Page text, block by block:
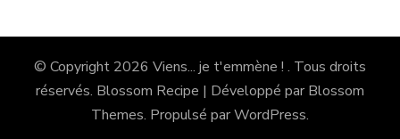
© Copyright 2026 Viens... je t'emmène ! . Tous droits
réservés. Blossom Recipe | Développé par Blossom
Themes. Propulsé parWordPress.